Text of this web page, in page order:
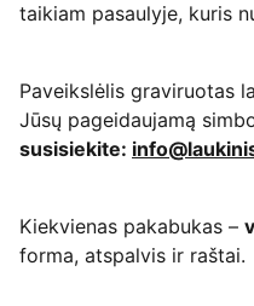
taikiam pasaulyje, kuris
Paveikslėlis graviruotas
Jūsų pageidaujamą
susisiekite:
Kiekvienas pakabukas –
forma, atspalvis ir raštai.